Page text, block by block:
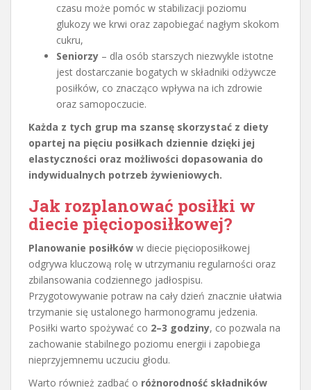
czasu może pomóc w stabilizacji poziomu
glukozy we krwi oraz zapobiegać nagłym skokom
cukru,
Seniorzy – dla osób starszych niezwykle istotne
jest dostarczanie bogatych w składniki odżywcze
posiłków, co znacząco wpływa na ich zdrowie
oraz samopoczucie.
Każda z tych grup ma szansę skorzystać z diety
opartej na pięciu posiłkach dziennie dzięki jej
elastyczności oraz możliwości dopasowania do
indywidualnych potrzeb żywieniowych.
Jak rozplanować posiłki w
diecie pięcioposiłkowej?
Planowanie posiłków w diecie pięcioposiłkowej
odgrywa kluczową rolę w utrzymaniu regularności oraz
zbilansowania codziennego jadłospisu.
Przygotowywanie potraw na cały dzień znacznie ułatwia
trzymanie się ustalonego harmonogramu jedzenia.
Posiłki warto spożywać co 2–3 godziny, co pozwala na
zachowanie stabilnego poziomu energii i zapobiega
nieprzyjemnemu uczuciu głodu.
Warto również zadbać o różnorodność składników